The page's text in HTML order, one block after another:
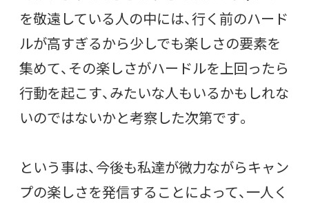
を敬遠している人の中には、行く前のハード
ルが高すぎるから少しでも楽しさの要素を
集めて、その楽しさがハードルを上回ったら
行動を起こす、みたいな人もいるかもしれな
いのではないかと考察した次第です。
という事は、今後も私達が微力ながらキャン
プの楽しさを発信することによって、一人く